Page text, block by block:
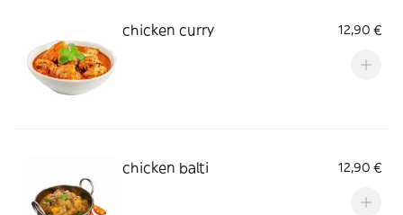
chicken curry 12,90 €
chicken balti 12,90 €